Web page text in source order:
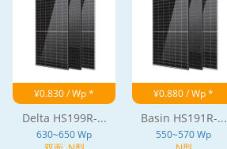
¥0.830 / Wp *
Delta HS199R-...
630~650 Wp
¥0.880 / Wp *
Basin HS191R-...
550~570 Wp